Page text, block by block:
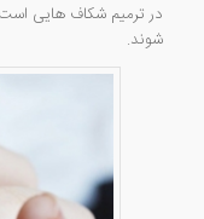
در ترمیم شکاف هایی
شوند.